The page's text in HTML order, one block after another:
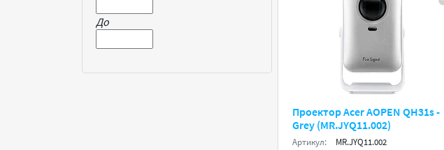
До
Проектор Acer AOPEN QH31s -
Grey (MR.JYQ11.002)
Артикул:
MR.JYQ11.002